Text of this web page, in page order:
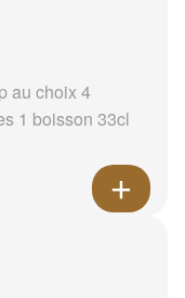
au choix 4
1 boisson 33cl